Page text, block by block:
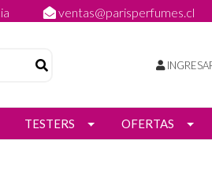
ventas@parisperfumes.cl
TESTERS OFERTAS